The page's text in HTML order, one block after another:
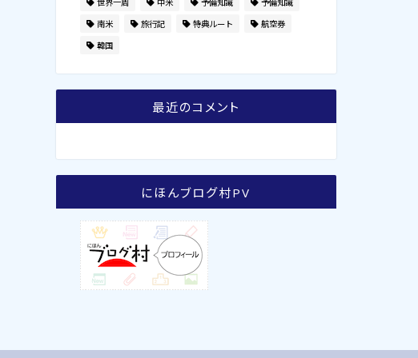
南米
旅行記 特典ルート
航空券
韓国
最近のコメント
にほんブログ村PV